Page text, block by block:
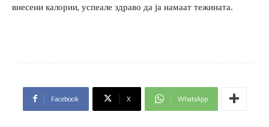
внесени калории, успеале здраво да ја намаат тежината.
Facebook X WhatsApp